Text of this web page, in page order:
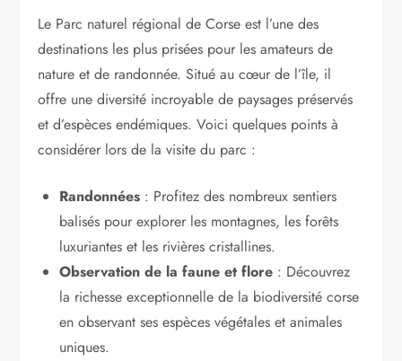
Le Parc naturel régional de Corse est l’une des
destinations les plus prisées pour les amateurs de
nature et de randonnée. Situé au cœur de l’île, il
offre une diversité incroyable de paysages préservés
et d’espèces endémiques. Voici quelques points à
considérer lors de la visite du parc :
Randonnées : Profitez des nombreux sentiers
balisés pour explorer les montagnes, les forêts
luxuriantes et les rivières cristallines.
Observation de la faune et flore : Découvrez
la richesse exceptionnelle de la biodiversité corse
en observant ses espèces végétales et animales
uniques.